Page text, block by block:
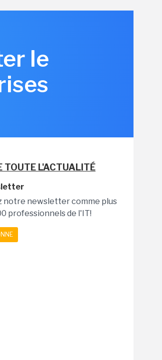
le
TOUTE L'ACTUALITÉ
notre newsletter comme plus
professionnels de l'IT!